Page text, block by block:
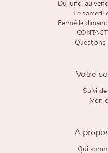
Du lundi au
Le samedi
Fermé le
Questions
Votre
Suivi de
Mon
A
Qui